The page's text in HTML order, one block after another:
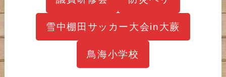
雪中棚田サッカー大会in大蕨
鳥海小学校